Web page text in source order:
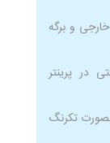
گرم سفید خارجی و برگه
در پرینتر
تکرنگ